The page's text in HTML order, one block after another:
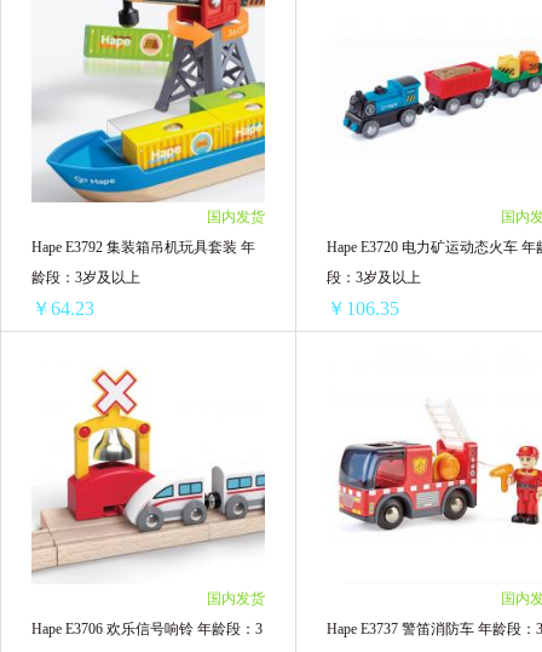
国内发货
Hape E3792 集装箱吊机玩具套装 年
龄段：3岁及以上
￥64.23
1盒 ￥66.34(￥66.34/单盒)
3盒 ￥195.87(￥65.29/单盒)
6盒 ￥385.38(￥64.23/单盒)
国内
Hape E3720 电力矿运动态火车 年
段：3岁及以上
￥106.35
1盒 ￥110.56(￥110.56/单盒)
3盒 ￥325.38(￥108.46/单盒)
6盒 ￥638.1(￥106.35/单盒)
国内发货
Hape E3706 欢乐信号响铃 年龄段：3
国内
Hape E3737 警笛消防车 年龄段：